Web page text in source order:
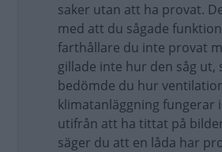
saker utan att ha provat.
med att du sågade
farthållare du inte provat
gillade inte hur den såg ut,
bedömde du hur
klimatanläggning fungerar
utifrån att ha tittat på
säger du att en låda har